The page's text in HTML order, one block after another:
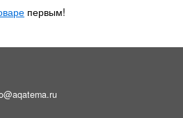
первым!